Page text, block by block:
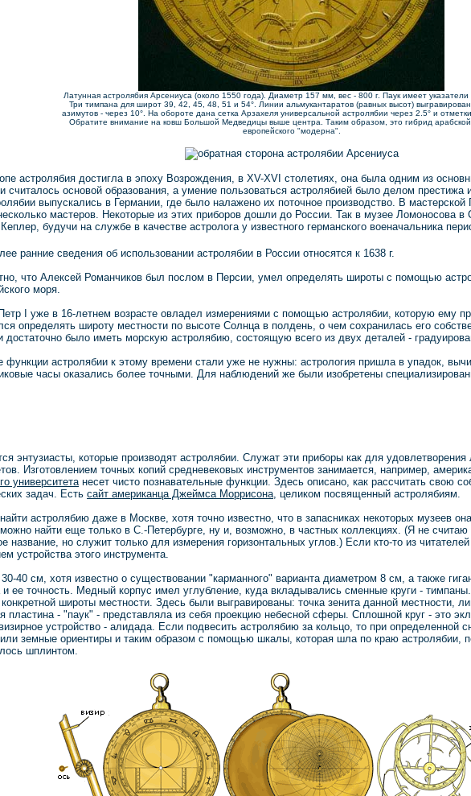
Латунная астролябия Арсениуса (около 1550 года). Диаметр 157 мм, вес - 800 г. Паук имеет указатели
Три тимпана для широт 39, 42, 45, 48, 51 и 54°. Линии альмукантаратов (равных высот)
азимутов - через 10°. На обороте дана сетка Арзахеля универсальной астролябии через 2.5° и отметки
Обратите внимание на ковш Большой Медведицы выше центра. Таким образом, это гибрид арабской
европейского "модерна".
астролябия достигла в эпоху Возрождения, в XV-XVI столетиях, она была одним из
считалось основой образования, а умение пользоваться астролябией было делом престижа
выпускались в Германии, где было налажено их поточное производство. В
мастеров. Некоторые из этих приборов дошли до России. Так в музее Ломоносова в
будучи на службе в качестве астролога у известного германского военачальника
ранние сведения об использовании астролябии в России относятся к 1638 г.
что Алексей Романчиков был послом в Персии, умел определять широты с помощью
моря.
I уже в 16-летнем возрасте овладел измерениями с помощью астролябии, которую ему
определять широту местности по высоте Солнца в полдень, о чем сохранилась его
достаточно было иметь морскую астролябию, состоящую всего из двух деталей -
функции астролябии к этому времени стали уже не нужны: астрология пришла в упадок,
часы оказались более точными. Для наблюдений же были изобретены
энтузиасты, которые производят астролябии. Служат эти приборы как для
Изготовлением точных копий средневековых инструментов занимается, например,
университетанесет чисто познавательные функции. Здесь описано, как рассчитать свою
задач. Есть сайт американца Джеймса Моррисона, целиком посвященный астролябиям.
астролябию даже в Москве, хотя точно известно, что в запасниках некоторых музеев
можно найти еще только в С.-Петербурге, ну и, возможно, в частных коллекциях. (Я не
название, но служит только для измерения горизонтальных углов.) Если кто-то из
устройства этого инструмента.
40 см, хотя известно о существовании "карманного" варианта диаметром 8 см, а также
ее точность. Медный корпус имел углубление, куда вкладывались сменные круги -
широты местности. Здесь были выгравированы: точка зенита данной местности,
пластина - "паук" - представляла из себя проекцию небесной сферы. Сплошной круг - это
устройство - алидада. Если подвесить астролябию за кольцо, то при определенной
земные ориентиры и таким образом с помощью шкалы, которая шла по краю астролябии,
шплинтом.